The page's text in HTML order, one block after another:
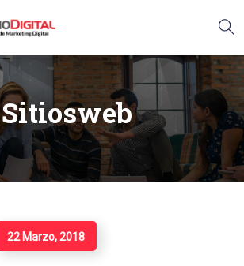
Sitiosweb
22 Marzo, 2018